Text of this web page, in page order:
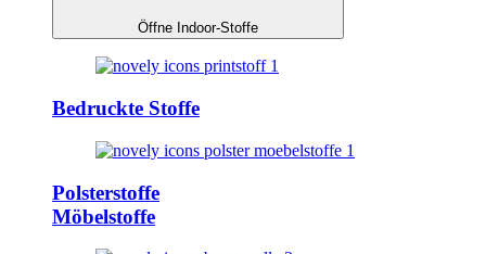
Öffne Indoor-Stoffe
Bedruckte Stoffe
Polsterstoffe
Möbelstoffe